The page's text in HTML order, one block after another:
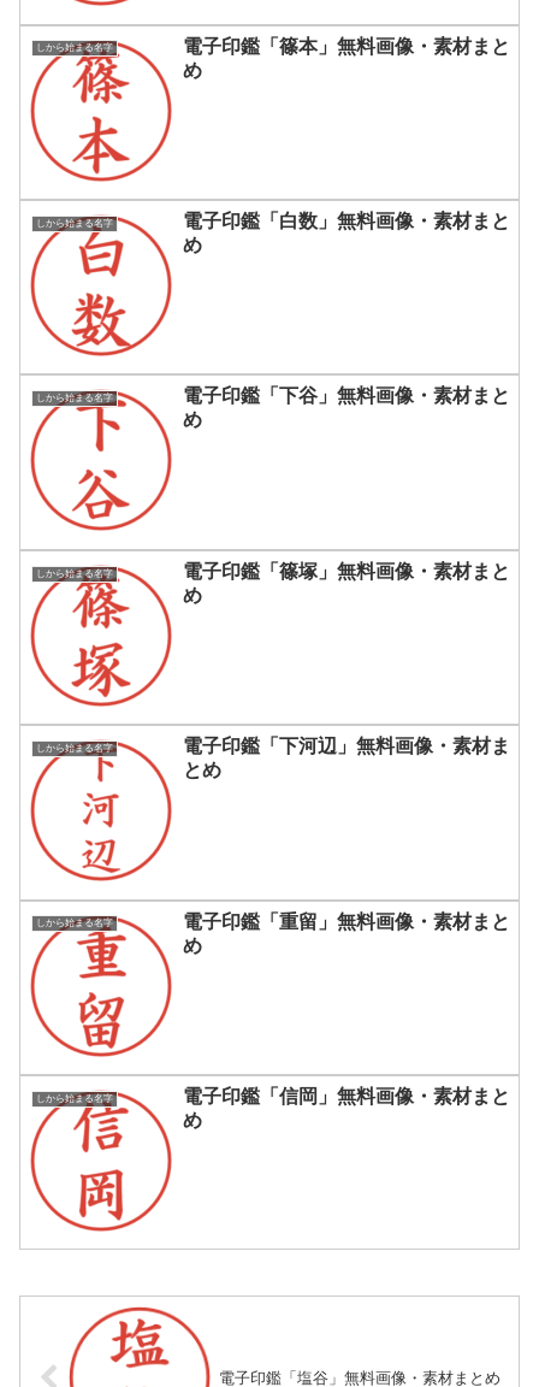
しから始まる名字
電子印鑑「篠本」無料画像・素材まと
め
しから始まる名字
電子印鑑「白数」無料画像・素材まと
め
しから始まる名字
電子印鑑「下谷」無料画像・素材まと
め
しから始まる名字
電子印鑑「篠塚」無料画像・素材まと
め
しから始まる名字
電子印鑑「下河辺」無料画像・素材ま
とめ
しから始まる名字
電子印鑑「重留」無料画像・素材まと
め
しから始まる名字
電子印鑑「信岡」無料画像・素材まと
め
電子印鑑「塩谷」無料画像・素材まとめ